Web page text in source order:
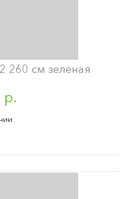
см зеленая
р.